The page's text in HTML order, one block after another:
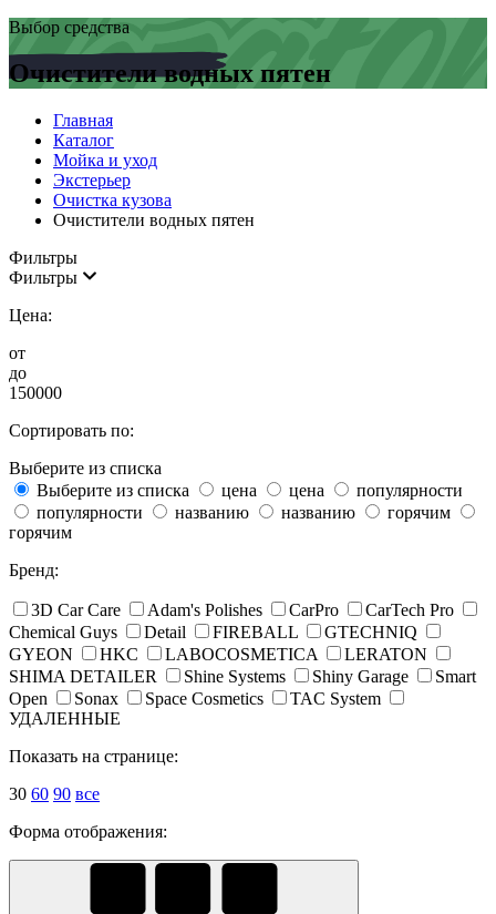
Выбор средства
Очистители водных пятен
Главная
Каталог
Мойка и уход
Экстерьер
Очистка кузова
Очистители водных пятен
Фильтры
Фильтры
Цена:
от
до
150000
Сортировать по:
Выберите из списка
Выберите из списка
цена цена
популярности
популярности
названию названию
горячим
горячим
Бренд:
3D Car Care Adam's Polishes CarPro
CarTech Pro
Chemical Guys
Detail FIREBALL
GTECHNIQ
GYEON
HKC LABOCOSMETICA
LERATON
SHIMA DETAILER
Shine Systems Shiny Garage
Smart
Open
Sonax Space Cosmetics
TAC System
УДАЛЕННЫЕ
Показать на странице:
30 60 90 все
Форма отображения: